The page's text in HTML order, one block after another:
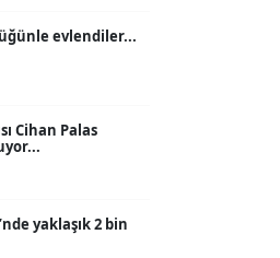
evlendiler...
Cihan Palas
yaklaşık 2 bin